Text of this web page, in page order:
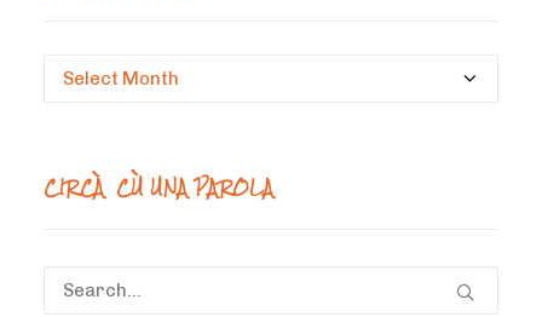
Circà
CIRCÀ CÙ UNA PAROLA